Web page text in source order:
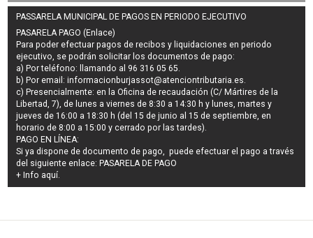
PASSARELA MUNICIPAL DE PAGOS EN PERIODO EJECUTIVO
PASARELA PAGO (Enlace)
Para poder efectuar pagos derecibos y liquidaciones en periodo
ejecutivo, se podrán solicitar los documentos de pago:
a) Por teléfono: llamando al 96 316 05 65.
b) Por email:informacionburjassot@atenciontributaria.es.
c) Presencialmente: en la Oficina de recaudación (C/ Mártires de la
Libertad, 7), de lunes a viernes de 8:30 a 14:30 h y lunes, martes y
jueves de 16:00 a 18:30 h (del 15 de junio al 15 de septiembre, en
horario de 8:00 a 15:00 y cerrado por las tardes).
PAGO EN LÍNEA:
Si ya dispone de documento de pago, puede efectuar el pago a través
del siguiente enlace: PASARELA DE PAGO
+ Info aquí.